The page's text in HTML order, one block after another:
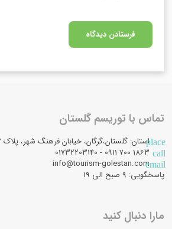
تماس با توریسم گلستان
placeاستان: گلستان،گرگان، خیابان فرهنگ شهر، پلاک 17، طبقه: همکف،
call
email
info@tourism-golestan.com
پاسخگویی: ۹ صبح الی 19
مارا دنبال کنید